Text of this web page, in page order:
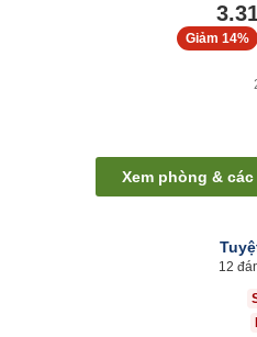
Giảm 14%
Xem phòng &
12